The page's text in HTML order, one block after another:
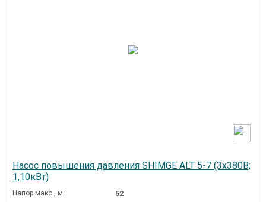
Насос повышения давления SHIMGE ALT 5-7 (3х380В;
1,10кВт)
Напор макс., м:
52